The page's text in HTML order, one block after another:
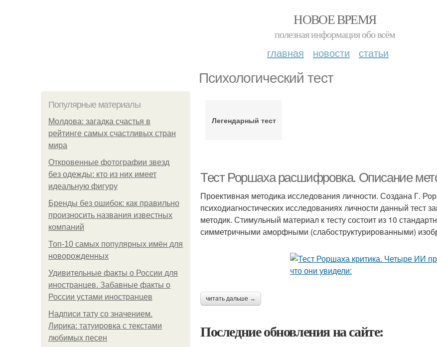
НОВОЕ ВРЕМЯ
полезная информация обо всём
главная новости статьи
Психологический тест
Популярные материалы
Молдова: загадка счастья в
рейтинге самых счастливых стран
мира
Откровенные фотографии звезд
без одежды: кто из них имеет
идеальную фигуру
Бренды без ошибок: как правильно
произносить названия известных
компаний
Топ-10 самых популярных имён для
новорожденных
Удивительные факты о России для
иностранцев. Забавные факты о
России устами иностранцев
Надписи тату со значением.
Лирика: татуировка с текстами
любимых песен
Легендарный тест
Тест Роршаха расшифровка. Описание
Проективная методика исследования личности. Создана Г.
психодиагностических исследованиях личности данный тест
методик. Стимульный материал к тесту состоит из 10
симметричными аморфными (слабоструктурированными)
читать дальше →
Последние обновления на сайте: